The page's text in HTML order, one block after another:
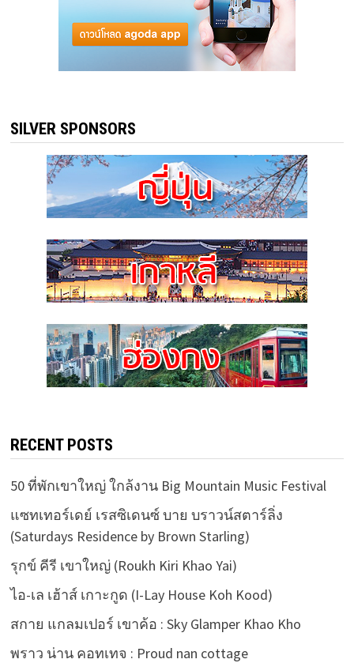
SILVER SPONSORS
RECENT POSTS
50 ที่พักเขาใหญ่ ใกล้งาน Big Mountain Music Festival
แซทเทอร์เดย์ เรสซิเดนซ์ บาย บราวน์สตาร์ลิ่ง
(Saturdays Residence by Brown Starling)
รุกข์ คีรี เขาใหญ่ (Roukh Kiri Khao Yai)
ไอ-เล เฮ้าส์ เกาะกูด (I-Lay House Koh Kood)
สกาย แกลมเปอร์ เขาค้อ : Sky Glamper Khao Kho
พราว น่าน คอทเทจ : Proud nan cottage